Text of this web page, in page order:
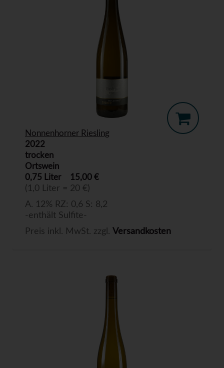
Nonnenhorner Riesling
2022
trocken
Ortswein
0,75 Liter
15,00 €
(1,0 Liter = 20 €)
A. 12% RZ: 0,6 S: 8,2
-enthält Sulfite-
Preis inkl. MwSt. zzgl. Versandkosten